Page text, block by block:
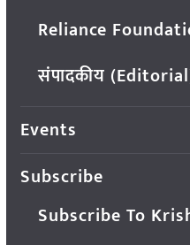
Reliance
संपादकीय
Events
Subscribe
Subscribe To